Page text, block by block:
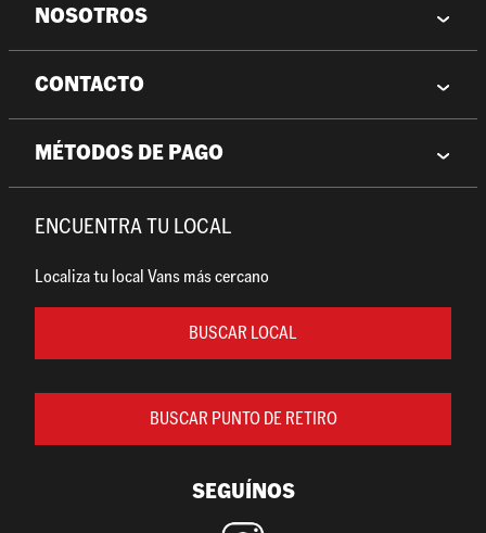
NOSOTROS
CONTACTO
MÉTODOS DE PAGO
ENCUENTRA TU LOCAL
Localiza tu local Vans más cercano
BUSCAR LOCAL
BUSCAR PUNTO DE RETIRO
SEGUÍNOS